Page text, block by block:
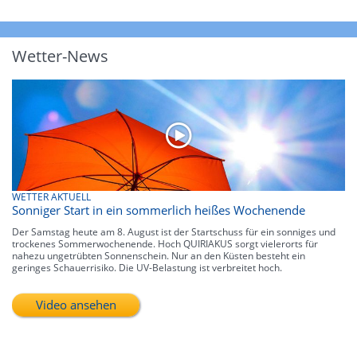
Wetter-News
WETTER AKTUELL
Sonniger Start in ein sommerlich heißes Wochenende
Der Samstag heute am 8. August ist der Startschuss für ein sonniges und
trockenes Sommerwochenende. Hoch QUIRIAKUS sorgt vielerorts für
nahezu ungetrübten Sonnenschein. Nur an den Küsten besteht ein
geringes Schauerrisiko. Die UV-Belastung ist verbreitet hoch.
Video ansehen